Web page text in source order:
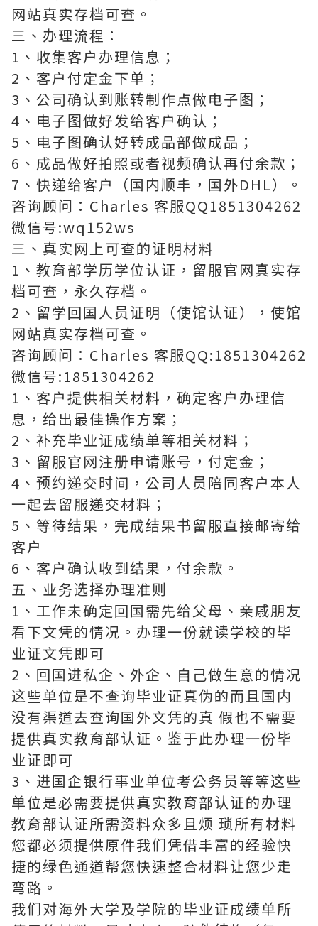
网站真实存档可查。
三、办理流程：
1、收集客户办理信息；
2、客户付定金下单；
3、公司确认到账转制作点做电子图；
4、电子图做好发给客户确认；
5、电子图确认好转成品部做成品；
6、成品做好拍照或者视频确认再付余款；
7、快递给客户（国内顺丰，国外DHL）。
咨询顾问：Charles 客服QQ1851304262
微信号:wq152ws
三、真实网上可查的证明材料
1、教育部学历学位认证，留服官网真实存
档可查，永久存档。
2、留学回国人员证明（使馆认证），使馆
网站真实存档可查。
咨询顾问：Charles 客服QQ:1851304262
微信号:1851304262
1、客户提供相关材料，确定客户办理信
息，给出最佳操作方案；
2、补充毕业证成绩单等相关材料；
3、留服官网注册申请账号，付定金；
4、预约递交时间，公司人员陪同客户本人
一起去留服递交材料；
5、等待结果，完成结果书留服直接邮寄给
客户
6、客户确认收到结果，付余款。
五、业务选择办理准则
1、工作未确定回国需先给父母、亲戚朋友
看下文凭的情况。办理一份就读学校的毕
业证文凭即可
2、回国进私企、外企、自己做生意的情况
这些单位是不查询毕业证真伪的而且国内
没有渠道去查询国外文凭的真 假也不需要
提供真实教育部认证。鉴于此办理一份毕
业证即可
3、进国企银行事业单位考公务员等等这些
单位是必需要提供真实教育部认证的办理
教育部认证所需资料众多且烦 琐所有材料
您都必须提供原件我们凭借丰富的经验快
捷的绿色通道帮您快速整合材料让您少走
弯路。
我们对海外大学及学院的毕业证成绩单所